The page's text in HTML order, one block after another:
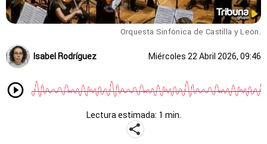
Orquesta Sinfónica de Castilla y León.
Isabel Rodríguez Miércoles 22 Abril 2026, 09:46
Lectura estimada: 1 min.